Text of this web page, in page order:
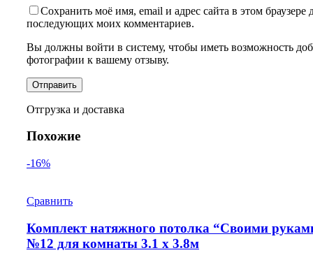
Сохранить моё имя, email и адрес сайта в этом браузере
последующих моих комментариев.
Вы должны войти в систему, чтобы иметь возможность
фотографии к вашему отзыву.
Отгрузка и доставка
Похожие
-16%
Сравнить
Комплект натяжного потолка “Своими
№12 для комнаты 3.1 х 3.8м